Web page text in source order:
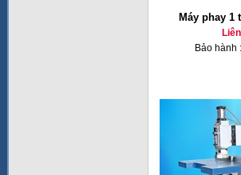
Máy phay 1
Bảo hành